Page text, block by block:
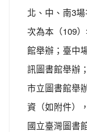
北、中、南3
次為本（109
館舉辦；臺中
訊圖書館舉辦
市立圖書館舉
資（如附件）
國立臺灣圖書